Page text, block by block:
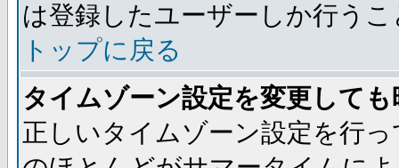
は登録したユーザーしか行う
トップに戻る
タイムゾーン設定を変更して
正しいタイムゾーン設定を行